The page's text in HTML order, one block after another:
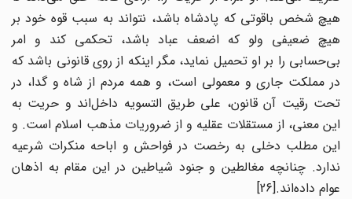
هیچ شخص باقوتی که پادشاه باشد، نتواند به سبب قوه خود بر
هیچ ضعیفی ولو که اضعف عباد باشد، تحکمی کند و امر
بی‌حسابی را بر او تحمیل نماید، مگر اینکه از روی قانونی باشد که
در مملکت جاری و معمولی است، و همه مردم از شاه و گدا، در
تحت رقیت آن قانون، علی طریق التسویه داخل‌اند و حریت به
این معنی، از مستقلات عقلیه و از ضروریات مذهب اسلام است. و
این مطلب دخلی به رخصت در فواحش و اباحه منکرات شرعیه
ندارد. چنانچه مغالطین و جنود شیاطین در این مقام به اذهان
عوام داده‌‌‌اند.[26]